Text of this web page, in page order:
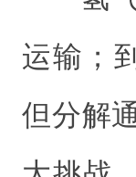
运输；
但分解